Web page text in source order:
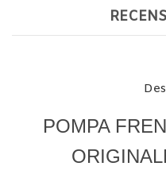
POMPA